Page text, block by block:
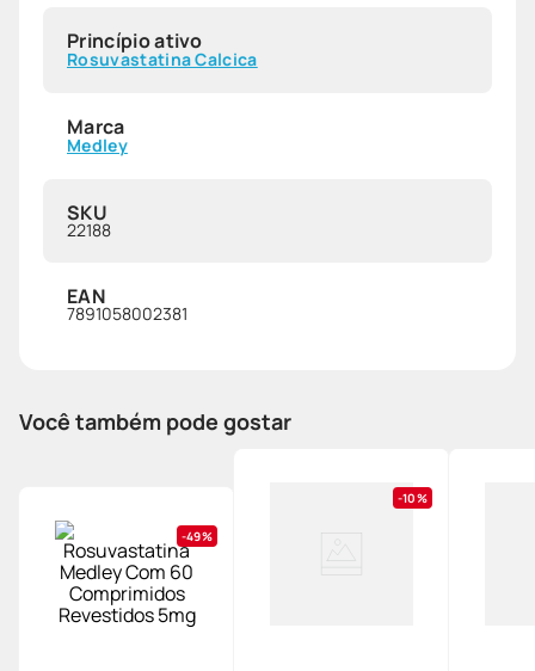
Princípio ativo
Rosuvastatina Calcica
Marca
Medley
SKU
22188
EAN
7891058002381
Você também pode gostar
49%
10%